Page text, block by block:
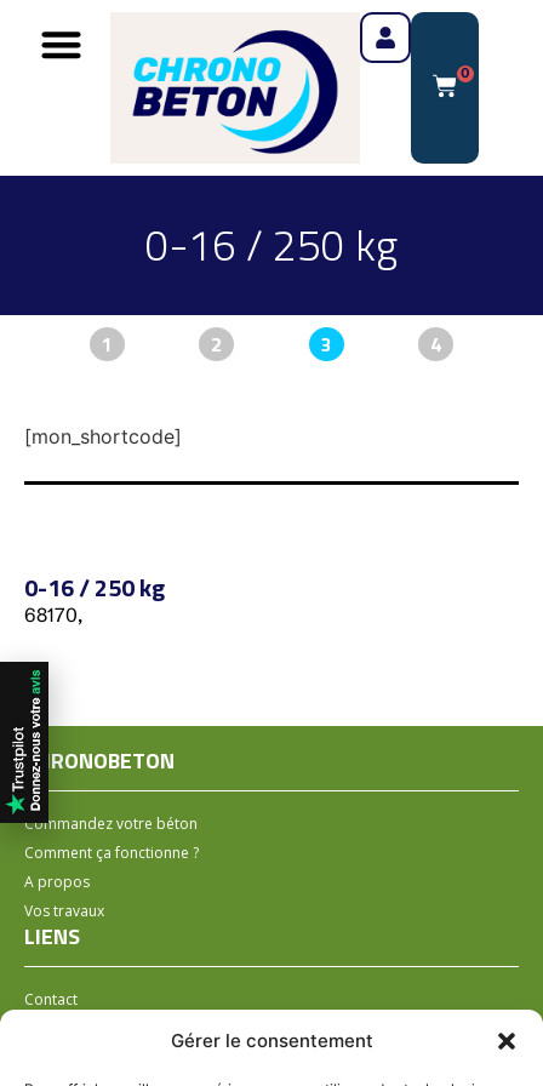
Gérer le consentement
0
0-16 / 250 kg
1 2 3 4
[mon_shortcode]
0-16 / 250 kg
68170,
CHRONOBETON
Commandez votre béton
Comment ça fonctionne ?
A propos
Vos travaux
LIENS
Contact